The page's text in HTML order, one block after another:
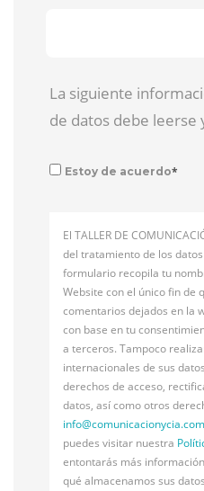
La siguiente
de datos debe leerse
Estoy de acuerdo*
El TALLER DE
del tratamiento de los
formulario recopila tu
Website con el único fin de
comentarios dejados en la
con base en tu
a terceros. Tampoco
internacionales de sus
derechos de acceso,
datos, así como otros
info@comunicacionycia.com
puedes visitar nuestra
entontarás más
qué almacenamos sus